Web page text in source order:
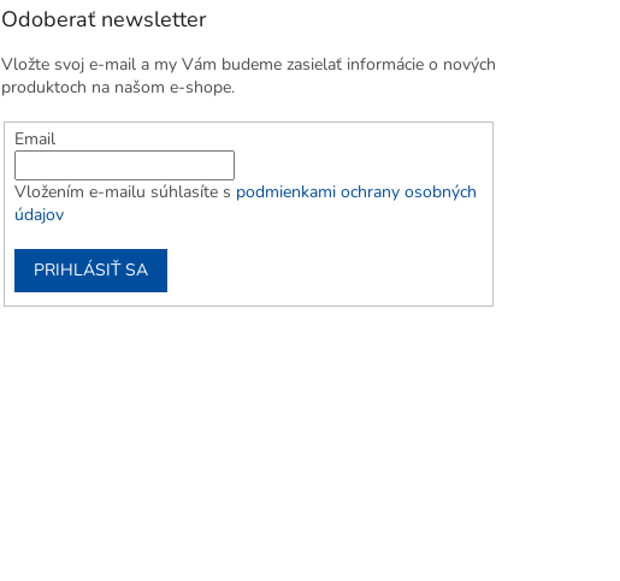
Odoberať newsletter
Vložte svoj e-mail a my Vám budeme zasielať informácie o nových
produktoch na našom e-shope.
Email
Vložením e-mailu súhlasíte s podmienkami ochrany osobných
údajov
PRIHLÁSIŤ SA